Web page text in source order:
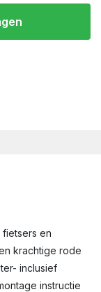
en
krachtige rode
inclusief
instructie